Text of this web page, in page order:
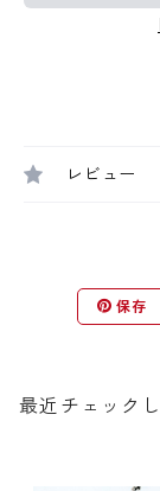
レビュー
保存
最近チェック